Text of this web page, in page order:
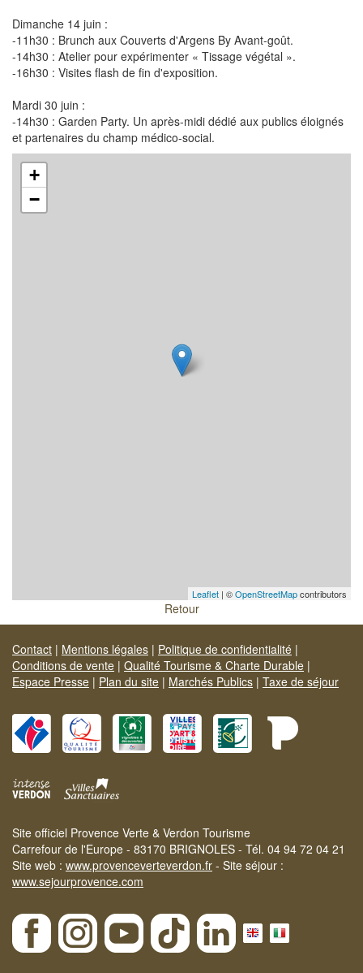
Dimanche 14 juin :
-11h30 : Brunch aux Couverts d'Argens By Avant-goût.
-14h30 : Atelier pour expérimenter « Tissage végétal ».
-16h30 : Visites flash de fin d'exposition.
Mardi 30 juin :
-14h30 : Garden Party. Un après-midi dédié aux publics éloignés
et partenaires du champ médico-social.
+
−
Leaflet | ©OpenStreetMapcontributors
Retour
Contact | Mentions légales | Politique de confidentialité |
Conditions de vente | Qualité Tourisme & Charte Durable |
Espace Presse | Plan du site | Marchés Publics | Taxe de séjour
Site officiel Provence Verte & Verdon Tourisme
Carrefour de l'Europe - 83170 BRIGNOLES - Tél. 04 94 72 04 21
Site web : www.provenceverteverdon.fr - Site séjour :
www.sejourprovence.com